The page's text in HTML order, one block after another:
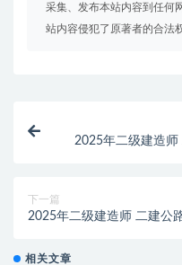
采集、发布本站内容到任何
站内容侵犯了原著者的合法
2025年二级建造师
下一篇
2025年二级建造师 二建公
相关文章